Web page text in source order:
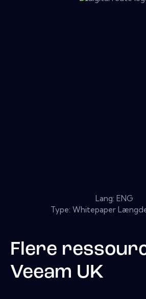
Lang: ENG
Type: Whitepaper
Flere
Veeam UK